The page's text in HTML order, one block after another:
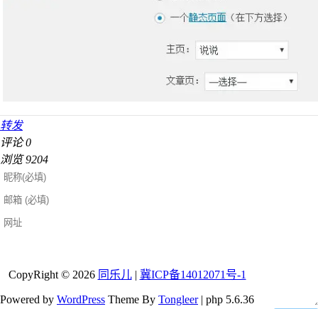
转发
评论0
浏览9204
查看内页链接]
CopyRight © 2026 同乐儿| 冀ICP备14012071号-1
Powered by WordPress Theme By Tongleer| php 5.6.36